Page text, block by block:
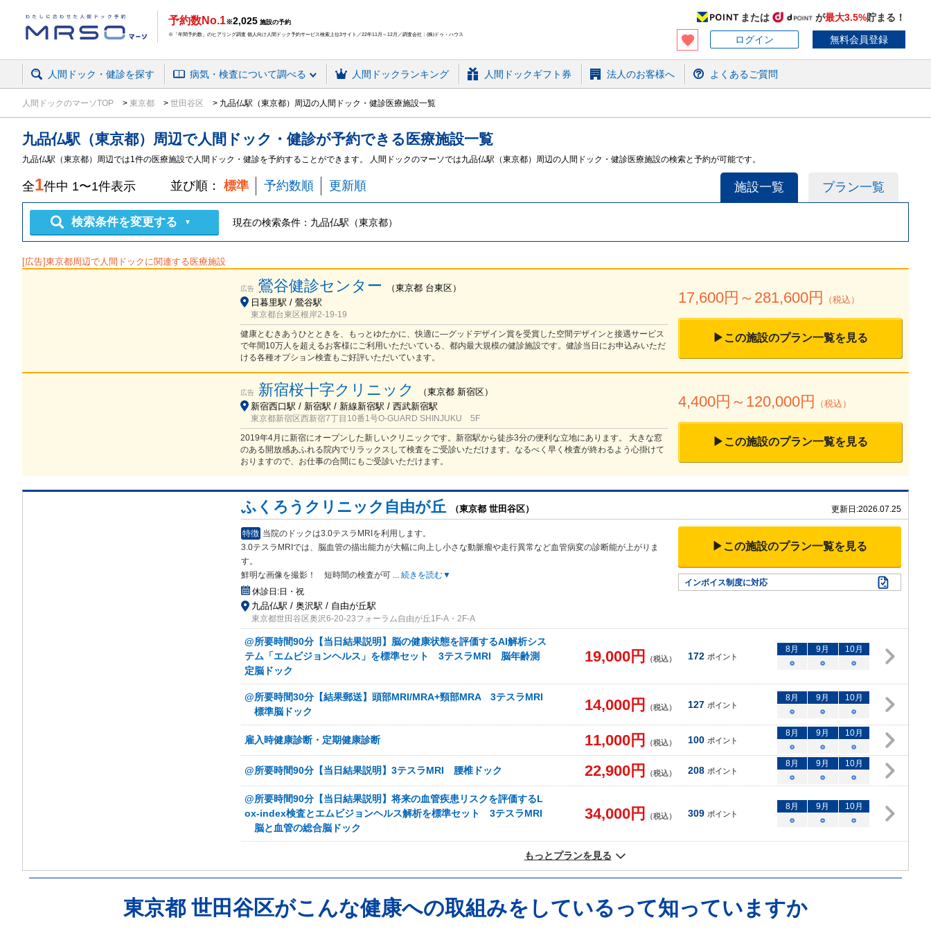
予約数No.1※2,025 施設の予約
※「年間予約数」のヒアリング調査 個人向け人間ドック予約サービス検索上位3サイト／22年11月～12月／調査会社：(株)ドゥ・ハウス
または が最大3.5%貯まる！
ログイン
無料会員登録
人間ドック・健診を探す 病気・検査について調べる 人間ドックランキング 人間ドックギフト券 法人のお客様へ よくあるご質問
人間ドックのマーソTOP 東京都 世田谷区 九品仏駅（東京都）周辺の人間ドック・健診医療施設一覧
九品仏駅（東京都）周辺で人間ドック・健診が予約できる 医療施設一覧
九品仏駅（東京都）周辺では1件の医療施設で人間ドック・健診を予約することができます。 人間ドックのマーソでは九品仏駅（東京都）周辺の人間ドック・健診医療施設の検索と予約が可能です。
施設一覧 プラン一覧
全1件中 1〜1件表示 並び順： 標準 予約数順 更新順
検索条件を変更する ▼ 現在の検索条件： 九品仏駅（東京都）
[広告]東京都周辺で人間ドックに関連する医療施設
広告 鶯谷健診センター （東京都 台東区）
日暮里駅 / 鶯谷駅
東京都台東区根岸2-19-19
健康とむきあうひとときを、もっとゆたかに、快適に―グッドデザイン賞を受賞した空間デザインと接遇サービス
で年間10万人を超えるお客様にご利用いただいている、都内最大規模の健診施設です。健診当日にお申込みいただ
ける各種オプション検査もご好評いただいています。
17,600円～ 281,600円 （税込）
▶この施設のプラン一覧を見る
広告 新宿桜十字クリニック （東京都 新宿区）
新宿西口駅 / 新宿駅 / 新線新宿駅 / 西武新宿駅
東京都新宿区西新宿7丁目10番1号O-GUARD SHINJUKU 5F
2019年4月に新宿にオープンした新しいクリニックです。新宿駅から徒歩3分の便利な立地にあります。 大きな窓
のある開放感あふれる院内でリラックスして検査をご受診いただけます。なるべく早く検査が終わるよう心掛けて
おりますので、お仕事の合間にもご受診いただけます。
4,400円～ 120,000円 （税込）
▶この施設のプラン一覧を見る
ふくろうクリニック自由が丘 （東京都 世田谷区） 更新日:2026.07.25
特徴 当院のドックは3.0テスラMRIを利用します。
3.0テスラMRIでは、脳血管の描出能力が大幅に向上し小さな動脈瘤や走行異常など血管病変の診断能が上がりま
す。
鮮明な画像を撮影！ 短時間の検査が可 ... 続きを読む▼
休診日:日・祝
九品仏駅 / 奥沢駅 / 自由が丘駅
東京都世田谷区奥沢6-20-23フォーラム自由が丘1F-A・2F-A
▶この施設のプラン一覧を見る
インボイス制度に対応
@所要時間90分【当日結果説明】脳の健康状態を評価するAI解析シス
テム「エムビジョンヘルス」を標準セット 3テスラMRI 脳年齢測
定脳ドック
19,000円 （税込） 172 ポイント
8月 9月 10月
○
○ ○
@所要時間30分【結果郵送】頭部MRI/MRA+頸部MRA 3テスラMRI
標準脳ドック
14,000円 （税込） 127 ポイント
8月 9月 10月
○
○ ○
雇入時健康診断・定期健康診断 11,000円 （税込） 100 ポイント
8月 9月 10月
○
○ ○
@所要時間90分【当日結果説明】3テスラMRI 腰椎ドック 22,900円 （税込） 208 ポイント
8月 9月 10月
○
○ ○
@所要時間90分【当日結果説明】将来の血管疾患リスクを評価するL
ox-index検査とエムビジョンヘルス解析を標準セット 3テスラMRI
脳と血管の総合脳ドック
34,000円 （税込） 309 ポイント
8月 9月 10月
○
○ ○
もっとプランを見る
東京都 世田谷区がこんな健康への取組みをしているって知っていますか